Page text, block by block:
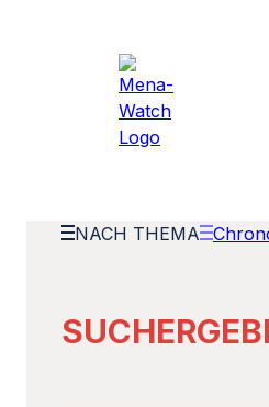
NACH THEMA